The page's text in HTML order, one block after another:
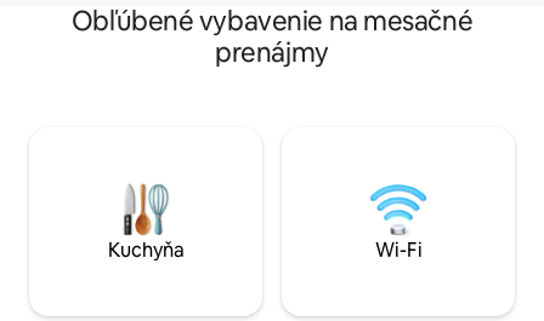
Obľúbené vybavenie na mesačné
prenájmy
Kuchyňa Wi-Fi